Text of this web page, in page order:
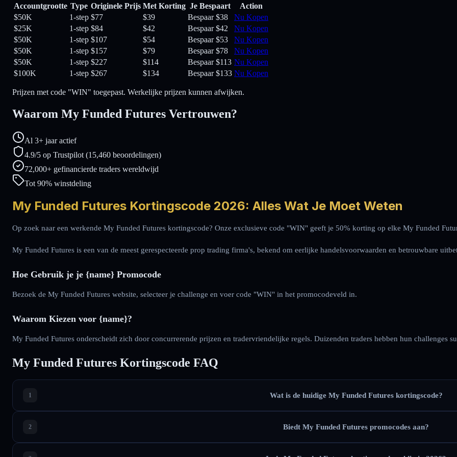
Accountgrootte Type Originele Prijs Met Korting Je Bespaart
Action
$50K
1-step $77 $39 Bespaar $38
Nu Kopen
$25K
1-step $84 $42 Bespaar $42
Nu Kopen
$50K
1-step $107 $54 Bespaar $53
Nu Kopen
$50K
1-step $157 $79 Bespaar $78
Nu Kopen
$50K
1-step $227 $114 Bespaar $113 Nu Kopen
$100K
1-step $267 $134 Bespaar $133 Nu Kopen
Prijzen met code "WIN" toegepast. Werkelijke prijzen kunnen afwijken.
Waarom My Funded Futures Vertrouwen?
Al 3+ jaar actief
4.9/5 op Trustpilot (15,460 beoordelingen)
72,000+ gefinancierde traders wereldwijd
Tot 90% winstdeling
My Funded Futures Kortingscode 2026: Alles Wat Je Moet Weten
Op zoek naar een werkende My Funded Futures kortingscode? Onze exclusieve code "WIN" geeft je 50% korting op elke My Funded
My Funded Futures is een van de meest gerespecteerde prop trading firma's, bekend om eerlijke handelsvoorwaarden en betrouwbare
Hoe Gebruik je je {name} Promocode
Bezoek de My Funded Futures website, selecteer je challenge en voer code "WIN" in het promocodeveld in.
Waarom Kiezen voor {name}?
My Funded Futures onderscheidt zich door concurrerende prijzen en tradervriendelijke regels. Duizenden traders hebben hun challenges
My Funded Futures Kortingscode FAQ
Wat is de huidige My Funded Futures kortingscode?
Biedt My Funded Futures promocodes aan?